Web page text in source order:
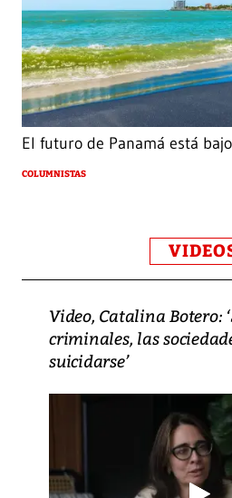
El futuro de Panamá está
COLUMNISTAS
Video, Catalina Botero:
criminales, las
suicidarse’